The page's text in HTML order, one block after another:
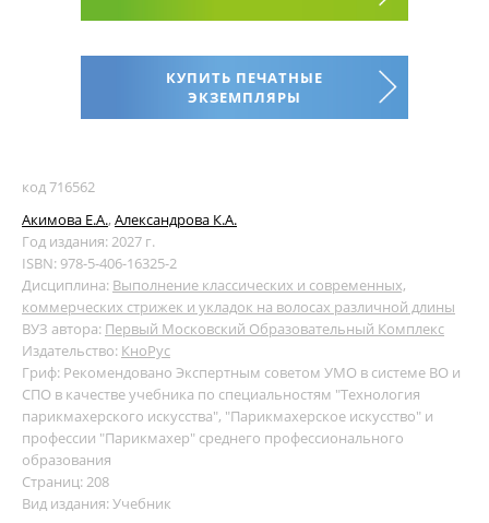
КУПИТЬ ПЕЧАТНЫЕ
ЭКЗЕМПЛЯРЫ
код 716562
Акимова Е.А., Александрова К.А.
Год издания: 2027 г.
ISBN: 978-5-406-16325-2
Дисциплина: Выполнение классических и современных,
коммерческих стрижек и укладок на волосах различной длины
ВУЗ автора: Первый Московский Образовательный Комплекс
Издательство: КноРус
Гриф: Рекомендовано Экспертным советом УМО в системе ВО и
СПО в качестве учебника по специальностям "Технология
парикмахерского искусства", "Парикмахерское искусство" и
профессии "Парикмахер" среднего профессионального
образования
Страниц: 208
Вид издания: Учебник